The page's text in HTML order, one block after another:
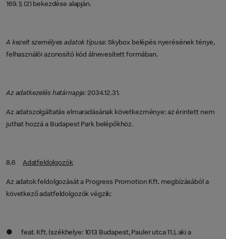
169. § (2) bekezdése alapján.
A kezelt személyes adatok típusa: Skybox belépés nyerésének ténye,
felhasználói azonosító kód álnevesített formában.
Az adatkezelés határnapja: 2034.12.31.
Az adatszolgáltatás elmaradásának következménye: az érintett nem
juthat hozzá a Budapest Park belépőkhöz.
8.6 Adatfeldolgozók
Az adatok feldolgozását a Progress Promotion Kft. megbízásából a
következő adatfeldolgozók végzik:
● feat. Kft. (székhelye: 1013 Budapest, Pauler utca 11.), aki a